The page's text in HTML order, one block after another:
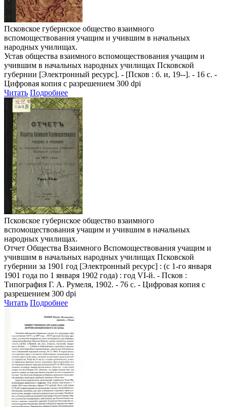
Псковское губернское общество взаимного
вспомоществования учащим и учившим в начальных
народных училищах.
Устав общества взаимного вспомоществования учащим и
учившим в начальных народных училищах Псковской
губернии [Электронный ресурс]. - [Псков : б. и, 19--]. - 16 с. -
Цифровая копия с разрешением 300 dpi
Читать Подробнее
Псковское губернское общество взаимного
вспомоществования учащим и учившим в начальных
народных училищах.
Отчет Общества Взаимного Вспомоществования учащим и
учившим в начальных народных училищах Псковской
губернии за 1901 год [Электронный ресурс] : (с 1-го января
1901 года по 1 января 1902 года) : год VI-й. - Псков :
Типография Г. А. Румеля, 1902. - 76 с. - Цифровая копия с
разрешением 300 dpi
Читать Подробнее